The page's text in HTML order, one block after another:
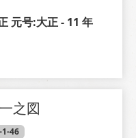
元号:大正 - 11 年
之図
1-46